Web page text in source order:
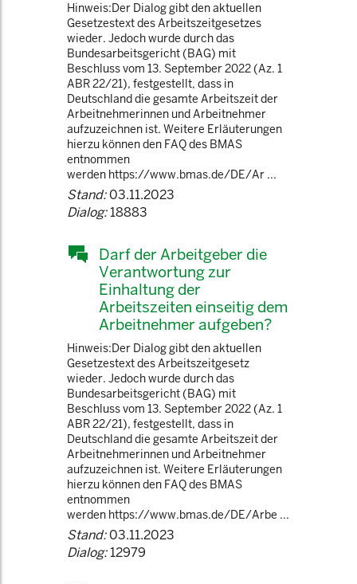
Hinweis:Der Dialog gibt den aktuellen
Gesetzestext des Arbeitszeitgesetzes
wieder. Jedoch wurde durch das
Bundesarbeitsgericht (BAG) mit
Beschluss vom 13. September 2022 (Az. 1
ABR 22/21), festgestellt, dass in
Deutschland die gesamte Arbeitszeit der
Arbeitnehmerinnen und Arbeitnehmer
aufzuzeichnen ist. Weitere Erläuterungen
hierzu können den FAQ des BMAS
entnommen
werden https://www.bmas.de/DE/Ar ...
Stand:03.11.2023
Dialog:18883
Darf der Arbeitgeber die
Verantwortung zur
Einhaltung der
Arbeitszeiten einseitig dem
Arbeitnehmer aufgeben?
Hinweis:Der Dialog gibt den aktuellen
Gesetzestext des Arbeitszeitgesetz
wieder. Jedoch wurde durch das
Bundesarbeitsgericht (BAG) mit
Beschluss vom 13. September 2022 (Az. 1
ABR 22/21), festgestellt, dass in
Deutschland die gesamte Arbeitszeit der
Arbeitnehmerinnen und Arbeitnehmer
aufzuzeichnen ist. Weitere Erläuterungen
hierzu können den FAQ des BMAS
entnommen
werden https://www.bmas.de/DE/Arbe ...
Stand:03.11.2023
Dialog:12979